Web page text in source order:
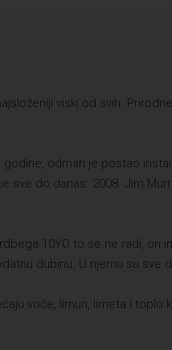
viski od svih.
odmah je postao
sve do danas. 2008. Jim
10YO to se ne radi, on
dubinu. U njemu su sve
voće, limun, limeta i